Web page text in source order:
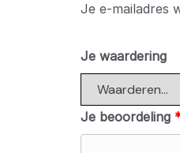
Je e-mailadres
Je waardering
Je beoordeling